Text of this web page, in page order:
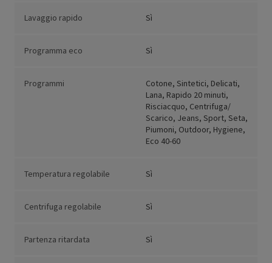
Lavaggio rapido Sì
Programma eco Sì
Programmi
Cotone, Sintetici, Delicati,
Lana, Rapido 20 minuti,
Risciacquo, Centrifuga/
Scarico, Jeans, Sport, Seta,
Piumoni, Outdoor, Hygiene,
Eco 40-60
Temperatura regolabile Sì
Centrifuga regolabile Sì
Partenza ritardata Sì